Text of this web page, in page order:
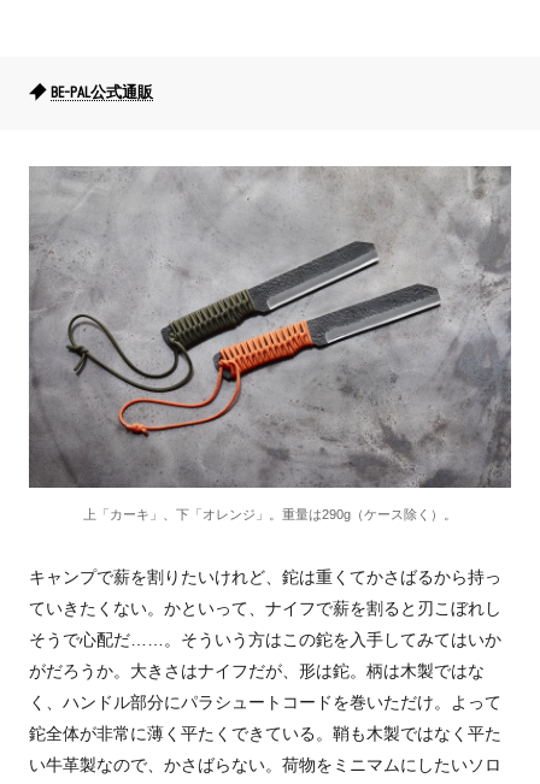
BE-PAL公式通販
上「カーキ」、下「オレンジ」。重量は290g（ケース除く）。
キャンプで薪を割りたいけれど、鉈は重くてかさばるから持っ
ていきたくない。かといって、ナイフで薪を割ると刃こぼれし
そうで心配だ……。そういう方はこの鉈を入手してみてはいか
がだろうか。大きさはナイフだが、形は鉈。柄は木製ではな
く、ハンドル部分にパラシュートコードを巻いただけ。よって
鉈全体が非常に薄く平たくできている。鞘も木製ではなく平た
い牛革製なので、かさばらない。荷物をミニマムにしたいソロ